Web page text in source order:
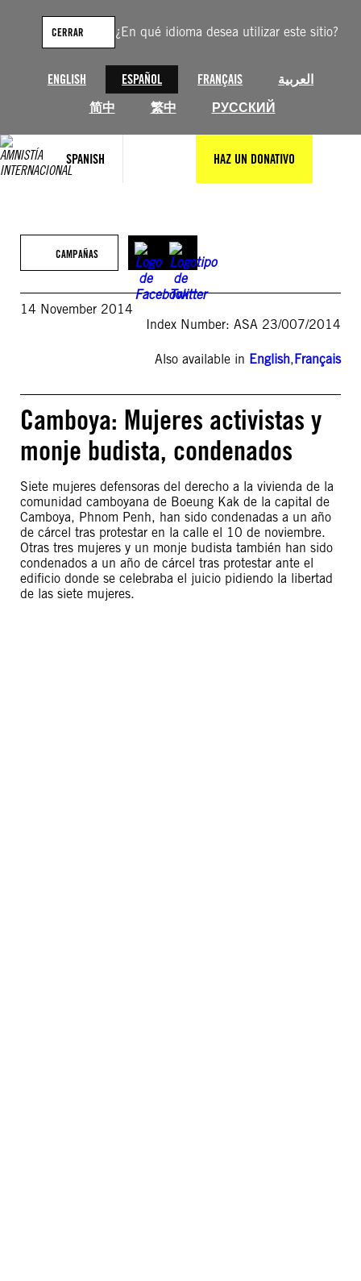
¿En qué idioma desea utilizar este sitio?
ENGLISH ESPAÑOL FRANÇAIS
العربية
简中
繁中 РУССКИЙ
CERRAR
SPANISH HAZ UN DONATIVO
contenido
CAMPAÑAS
14 November 2014
Index Number: ASA 23/007/2014
Also available in English,Français
Camboya: Mujeres activistas y
monje budista, condenados
Siete mujeres defensoras del derecho a la vivienda de la
comunidad camboyana de Boeung Kak de la capital de
Camboya, Phnom Penh, han sido condenadas a un año
de cárcel tras protestar en la calle el 10 de noviembre.
Otras tres mujeres y un monje budista también han sido
condenados a un año de cárcel tras protestar ante el
edificio donde se celebraba el juicio pidiendo la libertad
de las siete mujeres.